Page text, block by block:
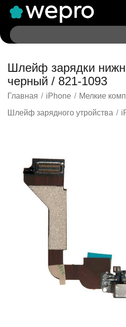
Шлейф зарядки
черный / 821-1093
Главная / iPhone / Мелкие
Шлейф зарядного утройства /